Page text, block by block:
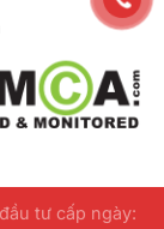
tư cấp ngày: